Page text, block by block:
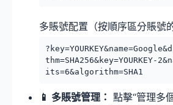
多賬號配置（按順序區分賬號
thm=SHA256&key=YOURKEY-
its=6&algorithm=SHA1
📱 多賬號管理： 點擊“管理多